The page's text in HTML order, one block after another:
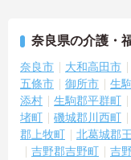
奈良県の介護・
奈良市 大和高田市
五條市
御所市 生
添村
生駒郡平群町
堵町
磯城郡川西町
郡上牧町
北葛城郡
吉野郡吉野町
吉